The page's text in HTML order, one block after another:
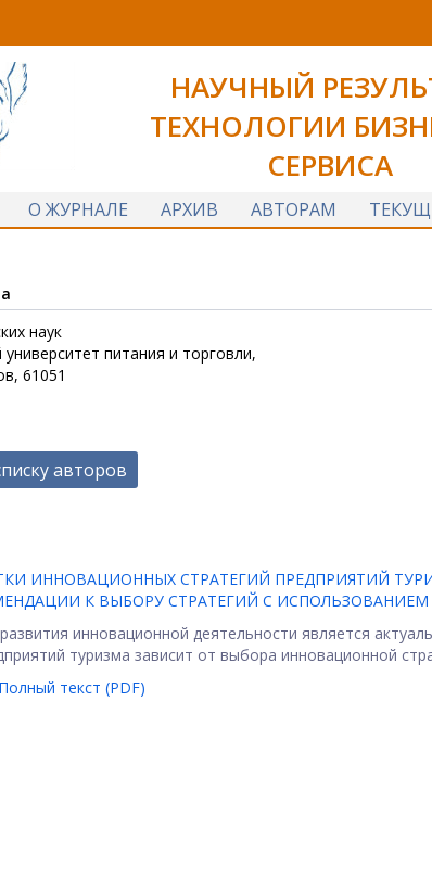
НАУЧНЫЙ
ТЕХНОЛОГИИ
СЕРВИСА
О ЖУРНАЛЕ
АРХИВ АВТОРАМ
наук
питания и торговли,
61051
авторов
ИННОВАЦИОННЫХ СТРАТЕГИЙ ПРЕДПРИЯТИЙ
К ВЫБОРУ СТРАТЕГИЙ С ИСПОЛЬЗОВАНИЕМ
инновационной деятельности является
туризма зависит от выбора инновационной
Полный текст (PDF)